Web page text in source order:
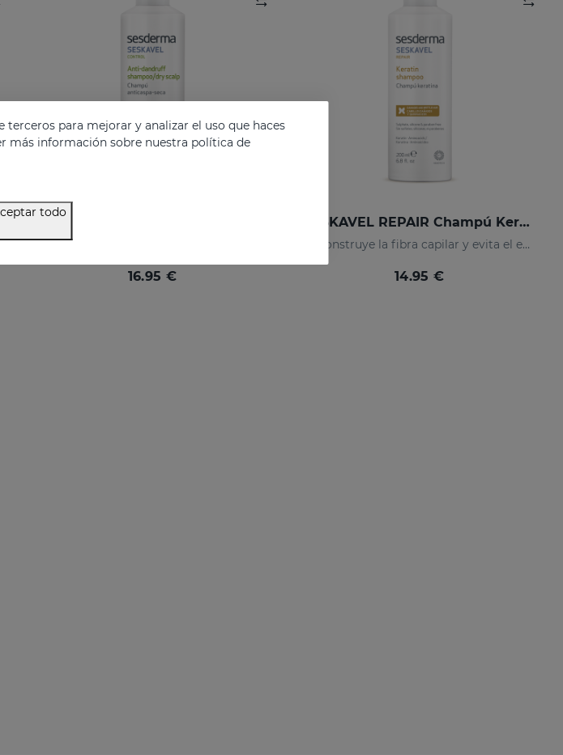
16.95 €
SESKAVEL REPAIR Champú Keratina
Reconstruye la fibra capilar y evita el encrespamiento.
14.95 €
para mejorar y analizar el uso que haces
más información sobre nuestra política de
todo